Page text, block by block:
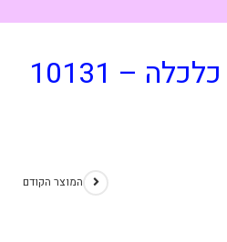
– 10131
המוצר הקודם